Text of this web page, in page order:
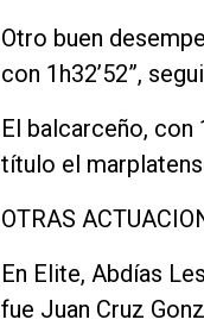
Otro buen
con 1h32’52”,
El balcarceño,
título el
OTRAS
En Elite, Abdías
fue Juan Cruz